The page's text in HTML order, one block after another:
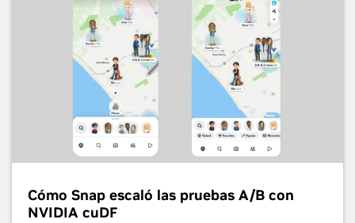
Cómo Snap escaló las pruebas A/B con
NVIDIA cuDF